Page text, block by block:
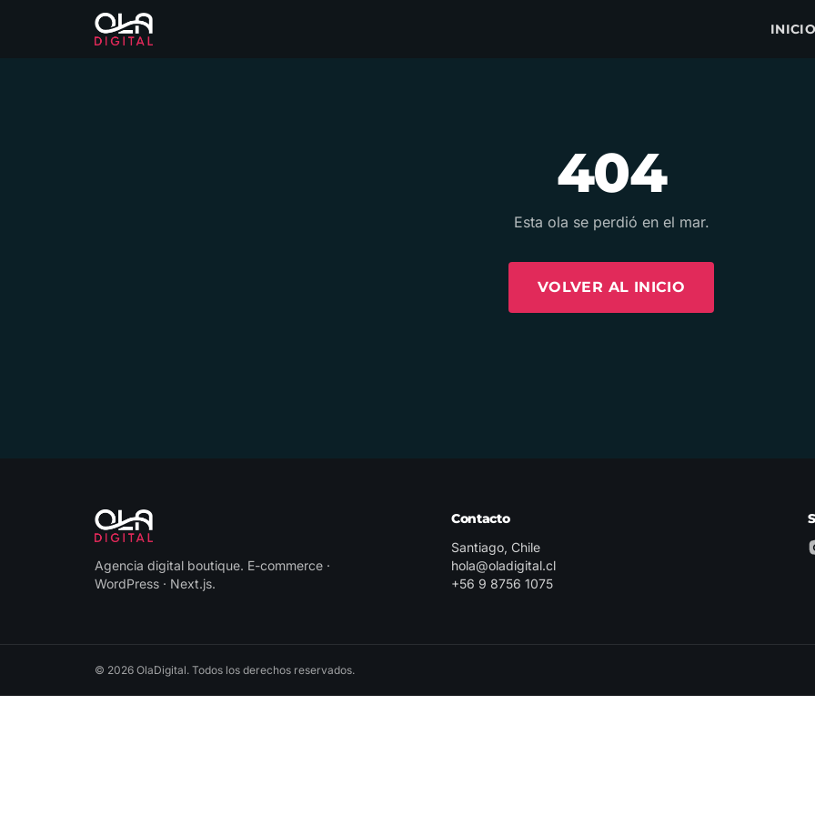
404
Esta ola se perdió en el mar.
VOLVER AL INICIO
Agencia digital boutique. E-commerce ·
WordPress · Next.js.
Contacto
Santiago, Chile
hola@oladigital.cl
+56 9 8756 1075
© 2026 OlaDigital. Todos los derechos reservados.